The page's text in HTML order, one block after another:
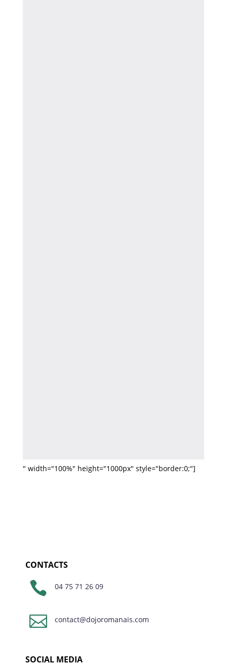
" width="100%" height="1000px" style="border:0;"]
CONTACTS
 04 75 71 26 09
 contact@dojoromanais.com
SOCIAL MEDIA